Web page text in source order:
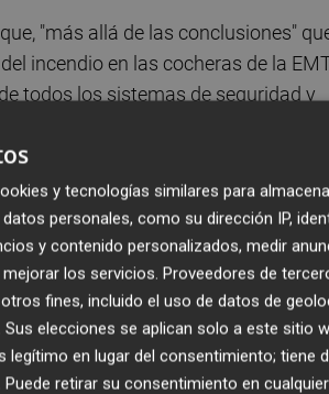
"más allá de las conclusiones"
incendio en las cocheras de la
todos los sistemas de seguridad y
excepcional" que "en
la empresa haga una inspección
seguridad".
la que atraviesa la empresa no
por completo su credibilidad como
Grezzi.
y tecnologías similares para
personales, como su dirección IP,
y contenido personalizados, medir
los servicios. Proveedores de
fines, incluido el uso de datos de
elecciones se aplican solo a este sitio
legítimo en lugar del consentimiento; tiene
. Puede retirar su consentimiento en